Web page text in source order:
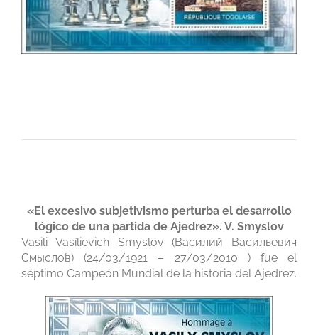
«El excesivo subjetivismo perturba el desarrollo
lógico de una partida de Ajedrez». V. Smyslov
Vasili Vasílievich Smyslov (Васи́лий Васи́льевич
Смысло́в) (24/03/1921 – 27/03/2010 ) fue el
séptimo Campeón Mundial de la historia del Ajedrez.